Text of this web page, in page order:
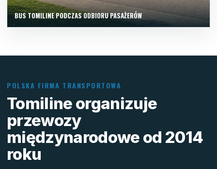
BUS TOMILINE PODCZAS ODBIORU PASAŻERÓW
POLSKA FIRMA TRANSPORTOWA
Tomiline organizuje
przewozy
międzynarodowe od 2014
roku